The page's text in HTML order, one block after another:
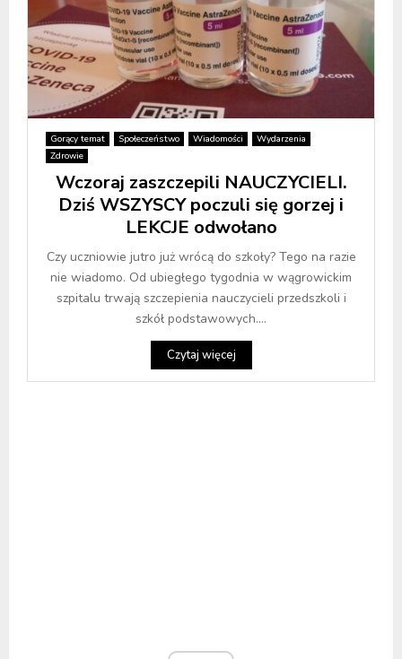
Gorący temat Społeczeństwo Wiadomości
Wydarzenia
Zdrowie
Wczoraj zaszczepili NAUCZYCIELI.
Dziś WSZYSCY poczuli się gorzej i
LEKCJE odwołano
Czy uczniowie jutro już wrócą do szkoły? Tego na razie
nie wiadomo. Od ubiegłego tygodnia w wągrowickim
szpitalu trwają szczepienia nauczycieli przedszkoli i
szkół podstawowych....
Czytaj więcej